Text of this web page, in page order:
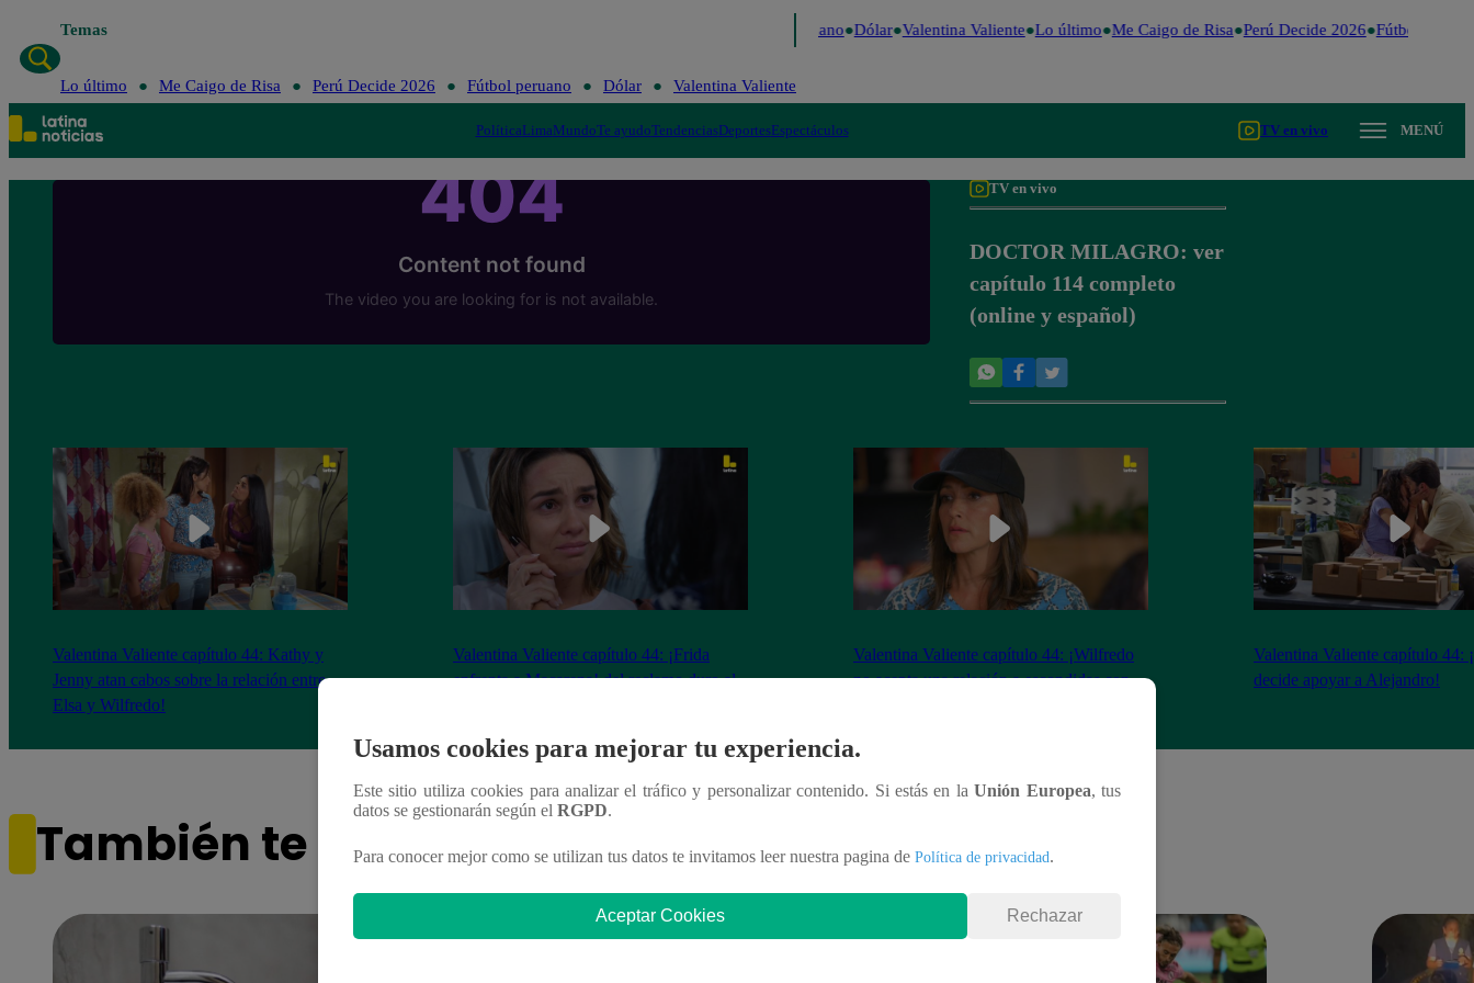
Temas Fútbol peruano Dólar Valentina Valiente Lo último Me Caigo de Risa Perú Decide 2026 Fútbol peruano
Lo último Me Caigo de Risa Perú Decide 2026 Fútbol peruano Dólar Valentina Valiente
PolíticaLimaMundoTe ayudoTendenciasDeportesEspectáculos TV en vivo MENÚ
TV en vivo
DOCTOR MILAGRO: ver
capítulo 114 completo
(online y español)
Valentina Valiente capítulo 44: Kathy y
Jenny atan cabos sobre la relación entre
Elsa y Wilfredo!
Valentina Valiente capítulo 44: ¡Frida
enfrenta a Macarena! del reclamo duro al
Valentina Valiente capítulo 44: ¡Wilfredo
no acepta una relación a escondidas con
Valentina Valiente capítulo 44:
decide apoyar a Alejandro!
También te puede interesar
Usamos cookies para mejorar tu experiencia.
Este sitio utiliza cookies para analizar el tráfico y personalizar contenido. Si estás en laUnión Europea, tus
datos se gestionarán según el RGPD.
Para conocer mejor como se utilizan tus datos te invitamos leer nuestra pagina de Política de privacidad.
Aceptar Cookies Rechazar